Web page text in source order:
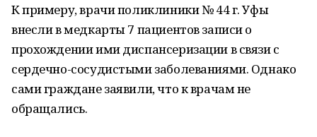
К примеру, врачи поликлиники № 44 г. Уфы
внесли в медкарты 7 пациентов записи о
прохождении ими диспансеризации в связи с
сердечно-сосудистыми заболеваниями. Однако
сами граждане заявили, что к врачам не
обращались.